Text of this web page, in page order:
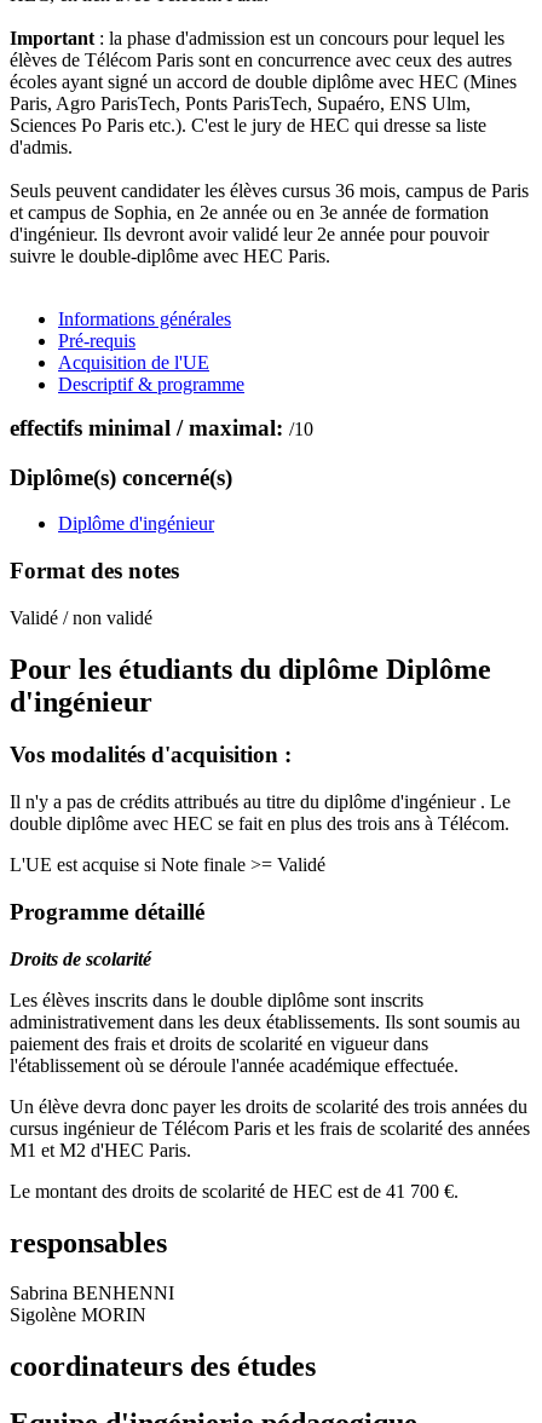
Important : la phase d'admission est un concours pour lequel les
élèves de Télécom Paris sont en concurrence avec ceux des autres
écoles ayant signé un accord de double diplôme avec HEC (Mines
Paris, Agro ParisTech, Ponts ParisTech, Supaéro, ENS Ulm,
Sciences Po Paris etc.). C'est le jury de HEC qui dresse sa liste
d'admis.
Seuls peuvent candidater les élèves cursus 36 mois, campus de Paris
et campus de Sophia, en 2e année ou en 3e année de formation
d'ingénieur. Ils devront avoir validé leur 2e année pour pouvoir
suivre le double-diplôme avec HEC Paris.
Informations générales
Pré-requis
Acquisition de l'UE
Descriptif & programme
effectifs minimal / maximal: /10
Diplôme(s) concerné(s)
Diplôme d'ingénieur
Format des notes
Validé / non validé
Pour les étudiants du diplôme Diplôme
d'ingénieur
Vos modalités d'acquisition :
Il n'y a pas de crédits attribués au titre du diplôme d'ingénieur . Le
double diplôme avec HEC se fait en plus des trois ans à Télécom.
L'UE est acquise si Note finale >= Validé
Programme détaillé
Droits de scolarité
Les élèves inscrits dans le double diplôme sont inscrits
administrativement dans les deux établissements. Ils sont soumis au
paiement des frais et droits de scolarité en vigueur dans
l'établissement où se déroule l'année académique effectuée.
Un élève devra donc payer les droits de scolarité des trois années du
cursus ingénieur de Télécom Paris et les frais de scolarité des années
M1 et M2 d'HEC Paris.
Le montant des droits de scolarité de HEC est de 41 700 €.
responsables
Sabrina BENHENNI
Sigolène MORIN
coordinateurs des études